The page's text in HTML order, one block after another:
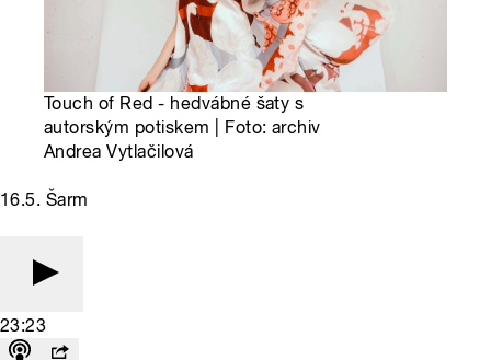
Touch of Red - hedvábné šaty s
autorským potiskem | Foto: archiv
Andrea Vytlačilová
16.5. Šarm
23:23